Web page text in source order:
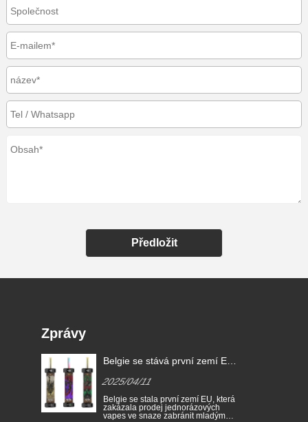
Předložit
Zprávy
Belgie se stává první zemí EU,
cigarety
2025/04/11
Belgie se stala první zemí EU, která
zakázala prodej jednorázových
vapes ve snaze zabránit mladým